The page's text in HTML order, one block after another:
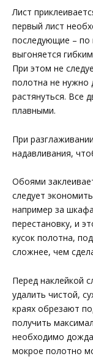
Лист
первый лист
последующие – по
выгоняется
При этом не
полотна не нужно
растянуться. Все
плавными.
При
надавливания,
Обоями
следует
например за
перестановку, и
кусок полотна,
сложнее, чем
Перед наклейкой
удалить чистой,
краях обрезают
получить
необходимо
мокрое полотно